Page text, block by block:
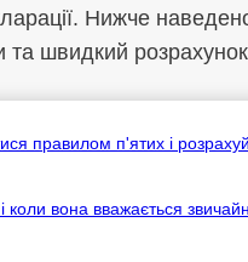
Нижче
швидкий
правилом п'ятих і
коли вона вважається